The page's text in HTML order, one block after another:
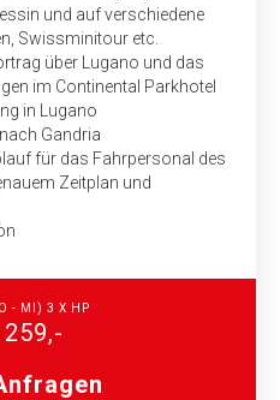
und auf verschiedene
Swissminitour etc.
über Lugano und das
im Continental Parkhotel
in Lugano
Gandria
für das Fahrpersonal des
Zeitplan und
- MI) 3 X HP